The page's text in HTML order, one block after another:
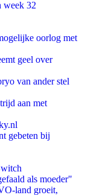
week 32
oorlog met
geel over
van ander stel
aan met
gebeten bij
als moeder"
land groeit,